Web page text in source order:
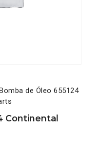
de Óleo 655124
Continental